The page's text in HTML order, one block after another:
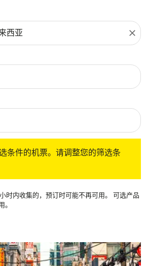
close
条件的机票。请调整您的筛选条
时内收集的，预订时可能不再可用。 可选产品
。